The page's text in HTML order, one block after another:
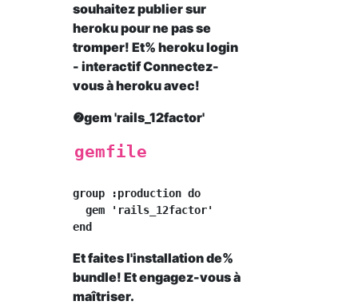
souhaitez publier sur
heroku pour ne pas se
tromper! Et% heroku login
- interactif Connectez-
vous à heroku avec!
❷gem 'rails_12factor'
gemfile
group :production do
  gem 'rails_12factor'
Et faites l'installation de%
bundle! Et engagez-vous à
maîtriser.